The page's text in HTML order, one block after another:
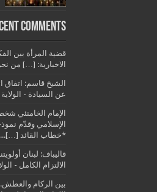
Comments
قضية المرأة بين
الاخبارية: […] من
الشيخ قاسم: اتفاق
عن السيادة -
الإمام الخامنئي
الإسلامي وقدّم
*خطاب القائد […]...
قاليباف: لبنان
الالتزام الكامل -
بين الركام